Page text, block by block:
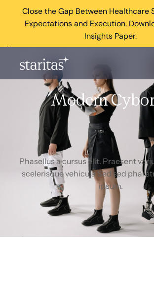
Close the Gap Between Healthcare
Expectations and Execution.
Insights Paper.
×
Modern
Phasellus a cursus elit. Praesent
scelerisque vehicula Sed sed
ipsum.